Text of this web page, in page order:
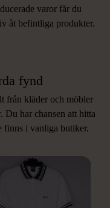
varor får du
åt befintliga produkter.
fynd
från kläder och möbler
har chansen att hitta
finns i vanliga butiker.
om denna